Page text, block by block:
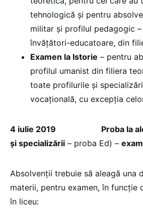
tehnologică și pentru
militar și profilul pedagogic
învățători-educatoare, din
Examen la Istorie – pentru
profilul umanist din filiera
toate profilurile și
vocațională, cu excepția
4 iulie 2019
Proba la
și specializării – proba Ed) –
Absolvenții trebuie să aleagă una
materii, pentru examen, în funcție
în liceu: